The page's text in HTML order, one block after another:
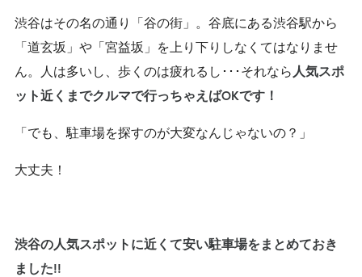
渋谷はその名の通り「谷の街」。谷底にある渋谷駅から
「道玄坂」や「宮益坂」を上り下りしなくてはなりませ
ん。人は多いし、歩くのは疲れるし･･･それなら 人気スポ
ット近くまでクルマで行っちゃえばOKです！
「でも、駐車場を探すのが大変なんじゃないの？」
大丈夫！
渋谷の人気スポットに近くて安い駐車場をまとめておき
ました!!